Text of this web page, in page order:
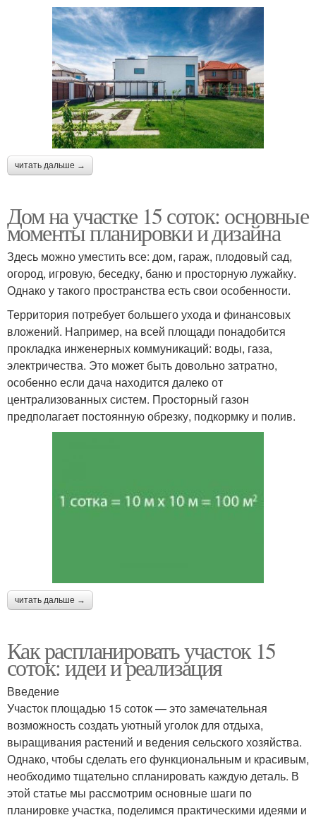
читать дальше →
Дом на участке 15 соток: основные
моменты планировки и дизайна
Здесь можно уместить все: дом, гараж, плодовый сад,
огород, игровую, беседку, баню и просторную лужайку.
Однако у такого пространства есть свои особенности.
Территория потребует большего ухода и финансовых
вложений. Например, на всей площади понадобится
прокладка инженерных коммуникаций: воды, газа,
электричества. Это может быть довольно затратно,
особенно если дача находится далеко от
централизованных систем. Просторный газон
предполагает постоянную обрезку, подкормку и полив.
читать дальше →
Как распланировать участок 15
соток: идеи и реализация
Введение
Участок площадью 15 соток — это замечательная
возможность создать уютный уголок для отдыха,
выращивания растений и ведения сельского хозяйства.
Однако, чтобы сделать его функциональным и красивым,
необходимо тщательно спланировать каждую деталь. В
этой статье мы рассмотрим основные шаги по
планировке участка, поделимся практическими идеями и